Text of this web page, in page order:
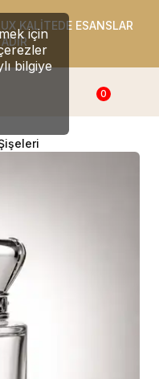
için
bilgiye
KALİTEDE ESANSLAR
0